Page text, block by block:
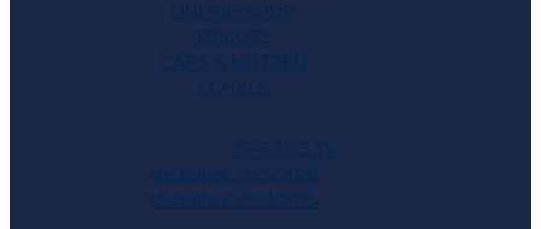
ONLINE-SHOP
TRIKOTS
CAPS & MÜTZEN
SCHALS
SPRADE.TV
Mediathek 2025/2026
Mediathek 2024/2025